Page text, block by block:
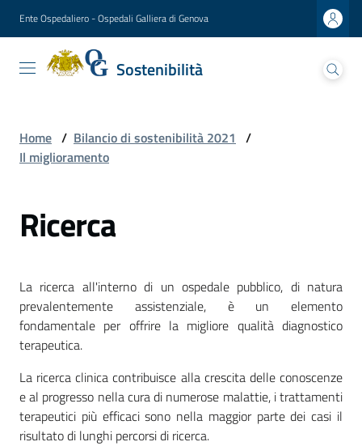
Vai al contenuto
Vai alla navigazione
Vai al footer
Ente Ospedaliero - Ospedali Galliera di Genova
Sostenibilità
Sostenibilità
Ospedali Galliera
Lettera
del
Presentazione
del
Analisi
di
materialità
Mappa
degli
stakeholders
Home / Bilancio di sostenibilità 2021 /
Il miglioramento
Ricerca
La ricerca all'interno di un ospedale pubblico, di natura
prevalentemente assistenziale, è un elemento
fondamentale per offrire la migliore qualità diagnostico
terapeutica.
La ricerca clinica contribuisce alla crescita delle conoscenze
e al progresso nella cura di numerose malattie, i trattamenti
terapeutici più efficaci sono nella maggior parte dei casi il
risultato di lunghi percorsi di ricerca.